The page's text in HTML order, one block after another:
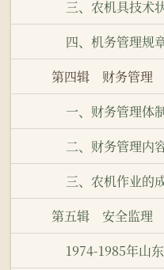
三、农机具技术
四、机务管理规
第四辑 财务管理
一、财务管理体
二、财务管理内
三、农机作业的
第五辑 安全监理
1974-1985年山